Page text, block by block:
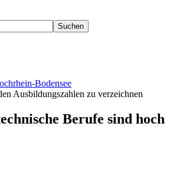
Bodensee
Ausbildungszahlen zu verzeichnen
Berufe sind hoch